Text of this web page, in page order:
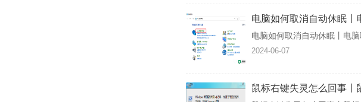
电脑如何取消自动休眠丨
电脑如何取消自动休眠丨电
2024-06-07
鼠标右键失灵怎么回事丨